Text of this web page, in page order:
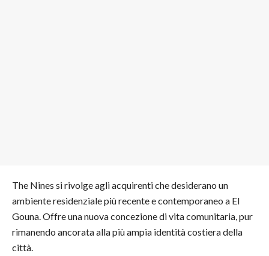
The Nines si rivolge agli acquirenti che desiderano un
ambiente residenziale più recente e contemporaneo a El
Gouna. Offre una nuova concezione di vita comunitaria, pur
rimanendo ancorata alla più ampia identità costiera della
città.